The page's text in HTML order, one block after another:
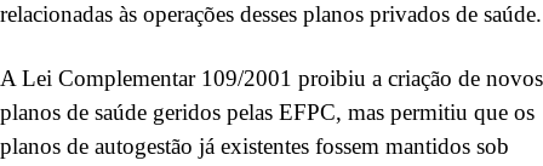
relacionadas às operações desses planos privados de saúde.
A Lei Complementar 109/2001 proibiu a criação de novos
planos de saúde geridos pelas EFPC, mas permitiu que os
planos de autogestão já existentes fossem mantidos sob